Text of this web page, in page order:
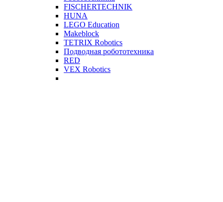
FISCHERTECHNIK
HUNA
LEGO Education
Makeblock
TETRIX Robotics
Подводная робототехника
RED
VEX Robotics